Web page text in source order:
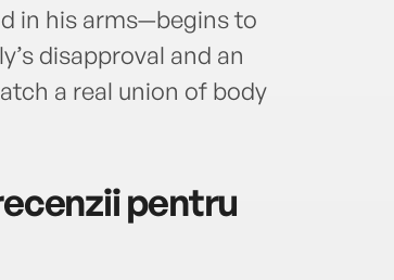
in his arms—begins to
disapproval and an
a real union of body
pentru